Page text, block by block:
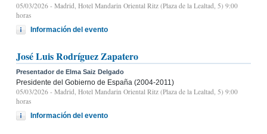
05/03/2026 - Madrid, Hotel Mandarin Oriental Ritz (Plaza de la Lealtad, 5) 9:00
horas
Información del evento
José Luis Rodríguez Zapatero
Presentador de Elma Saiz Delgado
Presidente del Gobierno de España (2004-2011)
05/03/2026 - Madrid, Hotel Mandarin Oriental Ritz (Plaza de la Lealtad, 5) 9:00
horas
Información del evento